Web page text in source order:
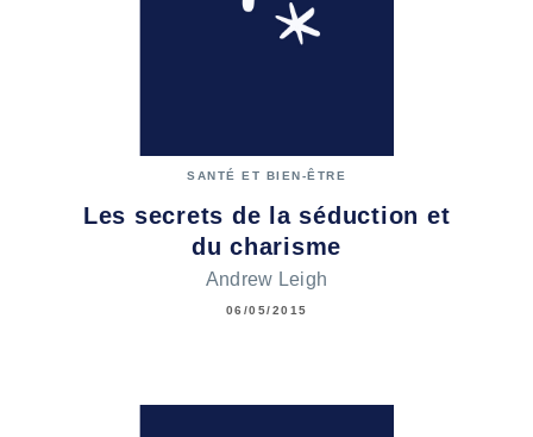
SANTÉ ET BIEN-ÊTRE
Les secrets de la séduction et
du charisme
Andrew Leigh
06/05/2015